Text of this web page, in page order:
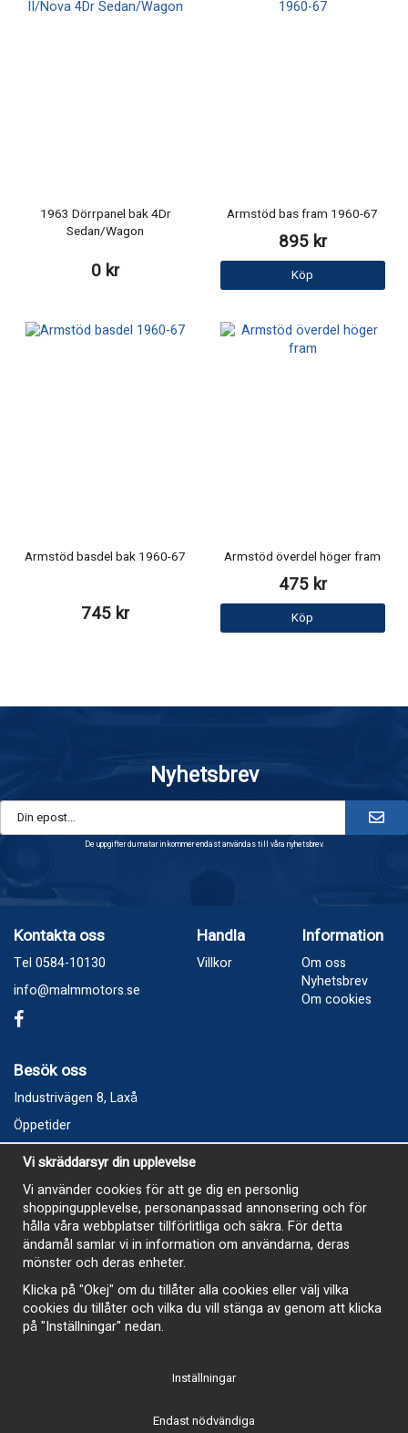
1963 Dörrpanel bak 4Dr
Sedan/Wagon
0 kr
Armstöd bas fram 1960-67
895 kr
Köp
Armstöd basdel bak 1960-67
745 kr
Armstöd överdel höger fram
475 kr
Köp
Nyhetsbrev
De uppgifter du matar in kommer endast användas till våra nyhetsbrev.
Kontakta oss
Tel 0584-10130
info@malmmotors.se
Handla
Villkor
Information
Om oss
Nyhetsbrev
Om cookies
Besök oss
Industrivägen 8, Laxå
Öppetider
Vecka 32
Måndag kl 9-12, kl 13 - 15
Onsdag kl 9-12, kl 13 - 15
Tisdag, Tordag och Fredag stängt
E-Handelsbutiken är öppen och paket skickas hela
sommaren
Vi skräddarsyr din upplevelse
Vi använder cookies för att ge dig en personlig
shoppingupplevelse, personanpassad annonsering och för
hålla våra webbplatser tillförlitliga och säkra. För detta
ändamål samlar vi in information om användarna, deras
mönster och deras enheter.
Klicka på "Okej" om du tillåter alla cookies eller välj vilka
cookies du tillåter och vilka du vill stänga av genom att klicka
på "Inställningar" nedan.
Inställningar
Endast nödvändiga